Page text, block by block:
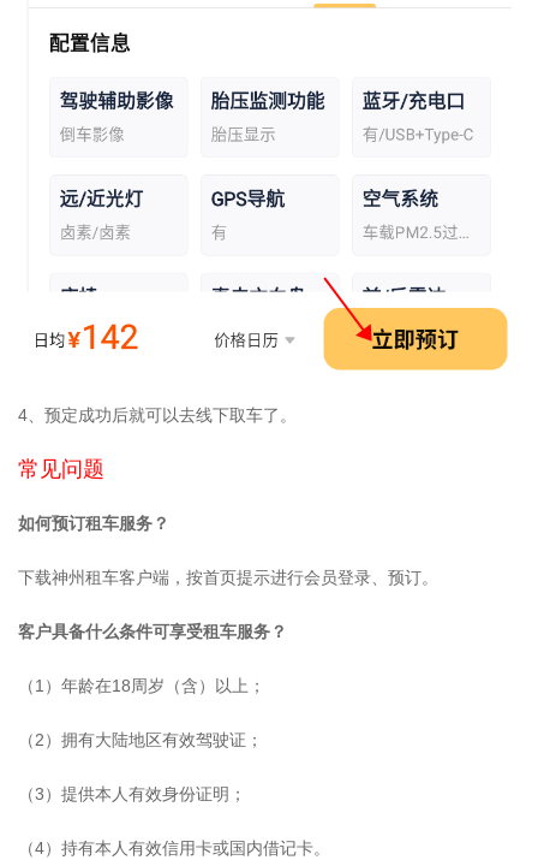
4、预定成功后就可以去线下取车了。
常见问题
如何预订租车服务？
下载神州租车客户端，按首页提示进行会员登录、预订。
客户具备什么条件可享受租车服务？
（1）年龄在18周岁（含）以上；
（2）拥有大陆地区有效驾驶证；
（3）提供本人有效身份证明；
（4）持有本人有效信用卡或国内借记卡。